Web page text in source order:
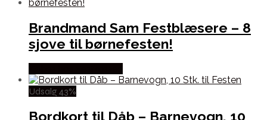
Brandmand Sam Festblæsere – 8
sjove til børnefesten!
Udsalg 43%
Bordkort til Dåb – Barnevogn, 10